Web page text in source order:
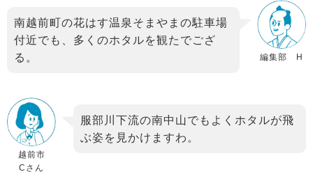
編集部 H
南越前町の花はす温泉そまやまの駐車場
付近でも、多くのホタルを観たでござ
る。
越前市
Cさん
服部川下流の南中山でもよくホタルが飛
ぶ姿を見かけますわ。